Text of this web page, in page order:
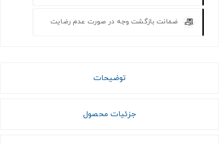
ضمانت بازگشت وجه در صورت عدم رضایت
توضیحات
جزئیات محصول